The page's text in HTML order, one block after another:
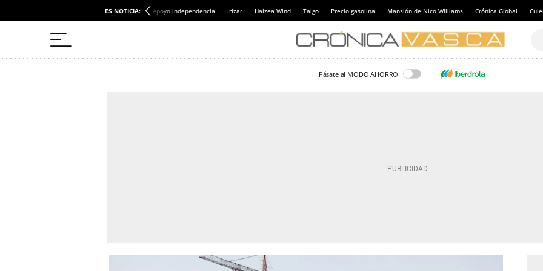
ES NOTICIA: Apoyo independencia Irizar Haizea Wind Talgo Precio gasolina Mansión de Nico Williams Crónica Global
Pásate al MODO AHORRO